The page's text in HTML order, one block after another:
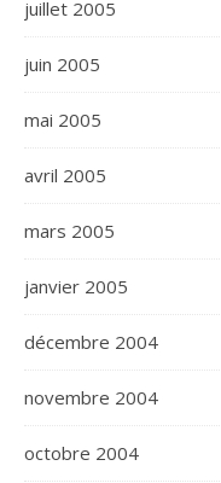
juillet 2005
juin 2005
mai 2005
avril 2005
mars 2005
janvier 2005
décembre 2004
novembre 2004
octobre 2004